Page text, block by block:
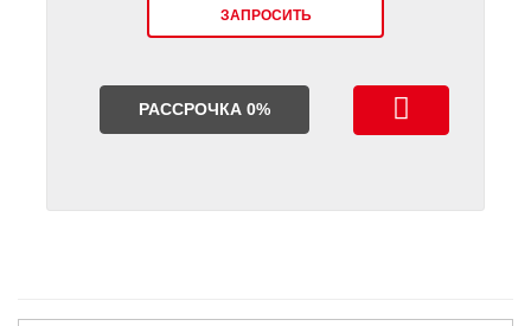
ЗАПРОСИТЬ
РАССРОЧКА 0%